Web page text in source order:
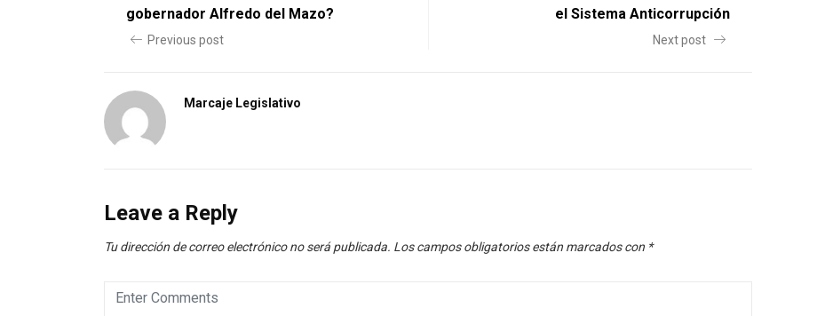
gobernador Alfredo del Mazo?
Previous post
el Sistema Anticorrupción
Next post
Marcaje Legislativo
Leave a Reply
Tu dirección de correo electrónico no será publicada. Los campos obligatorios están marcados con *